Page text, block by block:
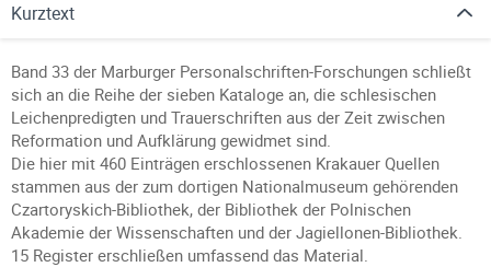
Kurztext
Band 33 der Marburger Personalschriften-Forschungen schließt
sich an die Reihe der sieben Kataloge an, die schlesischen
Leichenpredigten und Trauerschriften aus der Zeit zwischen
Reformation und Aufklärung gewidmet sind.
Die hier mit 460 Einträgen erschlossenen Krakauer Quellen
stammen aus der zum dortigen Nationalmuseum gehörenden
Czartoryskich-Bibliothek, der Bibliothek der Polnischen
Akademie der Wissenschaften und der Jagiellonen-Bibliothek.
15 Register erschließen umfassend das Material.